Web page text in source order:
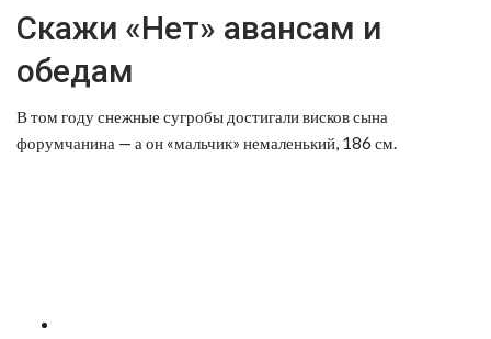
Скажи «Нет» авансам и
обедам
В том году снежные сугробы достигали висков сына
форумчанина — а он «мальчик» немаленький, 186 см.